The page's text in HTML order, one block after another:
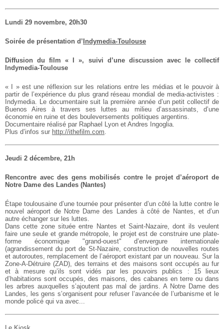
Lundi 29 novembre, 20h30
Soirée de présentation d’ Indymedia-Toulouse
Diffusion du film « I », suivi d’une discussion avec lecollectif
Indymedia-Toulouse
« I » est une réflexion sur les relations entre les médias et le pouvoir à
partir de l’expérience du plus grand réseau mondial de media-activistes :
Indymedia. Le documentaire suit la première année d’un petit collectif de
Buenos Aires à travers ses luttes au milieu d’assassinats, d’une
économie en ruine et des bouleversements politiques argentins.
Documentaire réalisé par Raphael Lyon et Andres Ingoglia.
Plus d’infos sur http://ithefilm.com.
Jeudi 2 décembre, 21h
Rencontre avec des gens mobilisés contre le projet d’aéroport de
Notre Dame des Landes (Nantes)
Étape toulousaine d’une tournée pour présenter d’un côté la lutte contre le
nouvel aéroport de Notre Dame des Landes à côté de Nantes, et d’un
autre échanger sur les luttes.
Dans cette zone située entre Nantes et Saint-Nazaire, dont ils veulent
faire une seule et grande métropole, le projet est de construire une plate-
forme économique "grand-ouest" d’envergure internationale
(agrandissement du port de St-Nazaire, construction de nouvelles routes
et autoroutes, remplacement de l’aéroport existant par un nouveau. Sur la
Zone-A-Détruire (ZAD), des terrains et des maisons sont occupés au fur
et à mesure qu’ils sont vidés par les pouvoirs publics : 15 lieux
d’habitations sont occupés, des maisons, des cabanes en terre ou dans
les arbres auxquelles s’ajoutent pas mal de jardins. A Notre Dame des
Landes, les gens s’organisent pour refuser l’avancée de l’urbanisme et le
monde policé qui va avec...